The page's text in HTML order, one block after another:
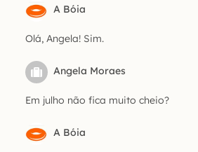
A Bóia
Olá, Angela! Sim.
Angela Moraes
Em julho não fica muito cheio?
A Bóia